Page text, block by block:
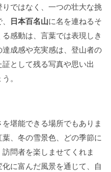
ではなく、一つの壮大な挑
日本百名山に名を連ねるそ
感動は、言葉では表現しき
成感や充実感は、登山者の
として残る写真や思い出
。
堪能できる場所でもありま
、冬の雪景色、どの季節に
問者を楽しませてくれま
に富んだ風景を通じて、自